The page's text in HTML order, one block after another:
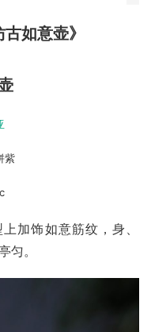
如意壶》
紫
匀。